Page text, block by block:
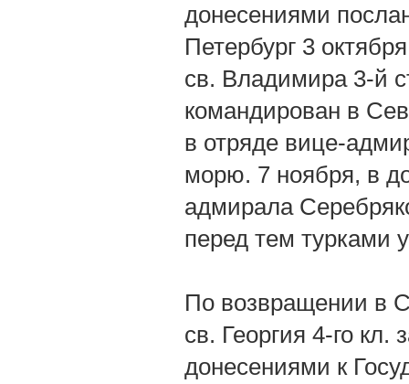
донесениями
Петербург 3
св. Владимира 3-й
командирован в
в отряде вице-
морю. 7 ноября, в
адмирала
перед тем турками
По возвращении в
св. Георгия 4-го кл.
донесениями к